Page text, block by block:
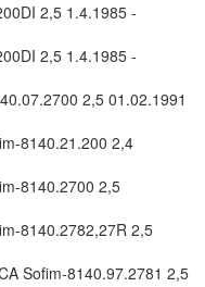
2,5 1.4.1985 -
2,5 1.4.1985 -
2,5 01.02.1991
8140.21.200 2,4
8140.2700 2,5
8140.2782,27R 2,5
Sofim-8140.97.2781 2,5